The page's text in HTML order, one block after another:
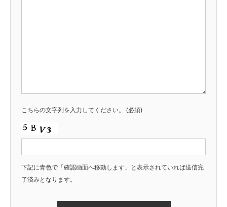
こちらの文字列を入力してください。 (必須)
下記に青色で「確認画面へ移動します」と表示されていれば送信完
了済みとなります。